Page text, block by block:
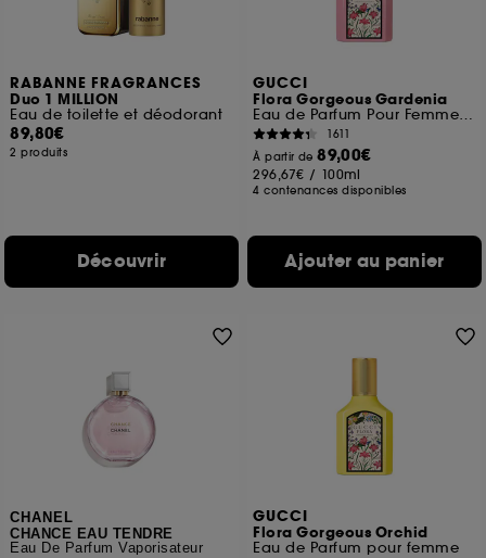
RABANNE FRAGRANCES
Duo 1 MILLION
Eau de toilette et déodorant
89,80€
2 produits
Découvrir
GUCCI
Flora Gorgeous Gardenia
Eau de Parfum Pour Femme Florale et Fruitée
1611
À partir de89,00€
296,67€ / 100ml
4 contenances disponibles
Ajouter au panier
CHANEL
CHANCE EAU TENDRE
Eau De Parfum Vaporisateur
GUCCI
Flora Gorgeous Orchid
Eau de Parfum pour femme